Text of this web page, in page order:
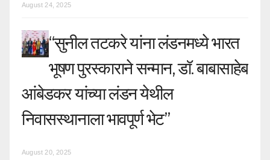
August 24, 2025
“सुनील तटकरे यांना लंडनमध्ये भारत
भूषण पुरस्काराने सन्मान, डॉ. बाबासाहेब
आंबेडकर यांच्या लंडन येथील
निवासस्थानाला भावपूर्ण भेट”
August 20, 2025